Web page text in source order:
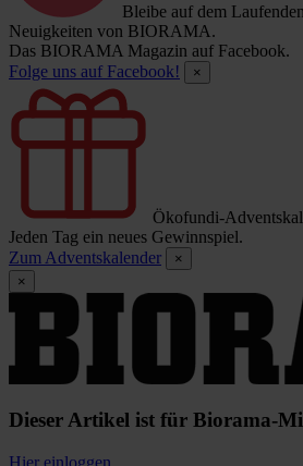
Bleibe auf dem
Neuigkeiten von BIORAMA.
Das BIORAMA Magazin auf Facebook.
Folge uns auf Facebook!
×
Ökofundi-
Jeden Tag ein neues Gewinnspiel.
Zum Adventskalender
×
×
Dieser Artikel ist für Biorama-